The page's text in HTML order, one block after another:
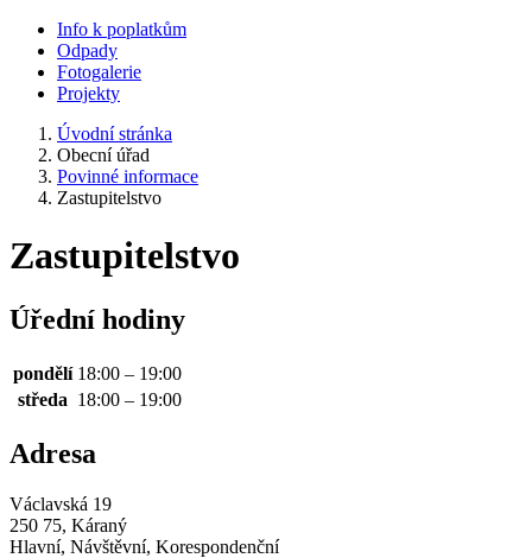
Info k poplatkům
Odpady
Fotogalerie
Projekty
Úvodní stránka
Obecní úřad
Povinné informace
Zastupitelstvo
Zastupitelstvo
Úřední hodiny
pondělí 18:00 – 19:00
středa 18:00 – 19:00
Adresa
Václavská 19
250 75, Káraný
Hlavní, Návštěvní, Korespondenční